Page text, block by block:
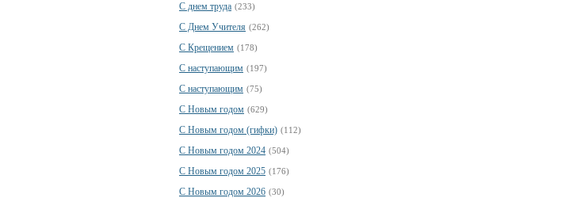
С днем труда (233)
С Днем Учителя (262)
С Крещением (178)
С наступающим (197)
С наступающим (75)
С Новым годом (629)
С Новым годом (гифки) (112)
С Новым годом 2024 (504)
С Новым годом 2025 (176)
С Новым годом 2026 (30)